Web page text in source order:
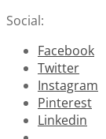
Social:
Facebook
Twitter
Instagram
Pinterest
Linkedin